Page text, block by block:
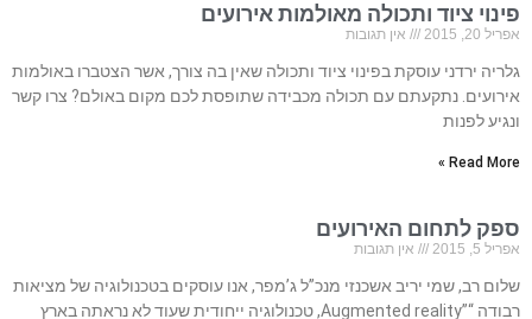
פינוי ציוד ותכולה מאולמות אירועים
אפריל 20, 2015 אין תגובות
גלריה ירדני עוסקת בפינוי ציוד ותכולה שאין בה צורך, אשר הצטברו באולמות
אירועים. נתקעתם עם תכולה מכבידה שתופסת לכם מקום באולם? צרו קשר
ונגיע לפנות
Read More »
ספק לתחום האירועים
אפריל 5, 2015 אין תגובות
שלום רב, שמי יריב אשכנזי מנכ”ל ג’מפר, אנו עוסקים בטכנולוגיה של מציאות
רבודה “”Augmented reality, טכנולוגיה ייחודית שעוד לא נראתה בארץ